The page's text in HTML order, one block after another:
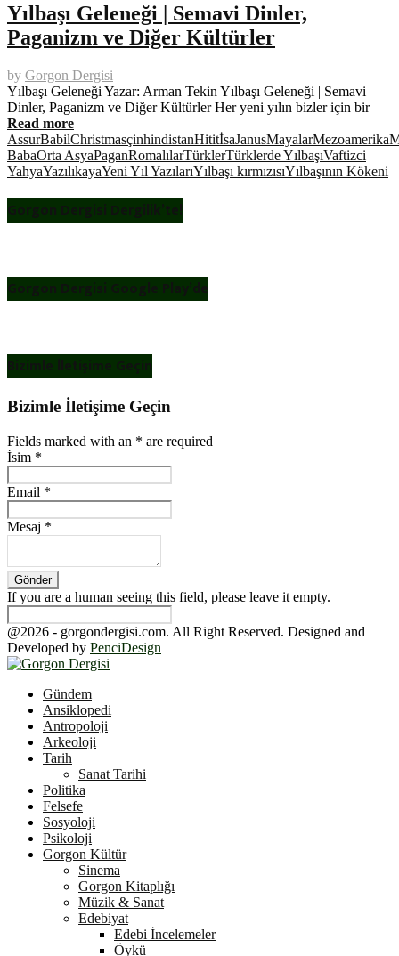
Yılbaşı Geleneği | Semavi Dinler,
Paganizm ve Diğer Kültürler
by Gorgon Dergisi
Yılbaşı Geleneği Yazar: Arman Tekin Yılbaşı Geleneği | Semavi
Dinler, Paganizm ve Diğer Kültürler Her yeni yılın bizler için bir
Read more
AssurBabilChristmasçinhindistanHititİsaJanusMayalarMezoamerika
BabaOrta AsyaPaganRomalılarTürklerTürklerde YılbaşıVaftizci
YahyaYazılıkayaYeni Yıl YazılarıYılbaşı kırmızısıYılbaşının Kökeni
Gorgon Dergisi Dergilik’te!
Gorgon Dergisi Google Play’de
Bizimle İletişime Geçin
Bizimle İletişime Geçin
Fields marked with an * are required
İsim *
Email *
Mesaj *
If you are a human seeing this field, please leave it empty.
@2026 - gorgondergisi.com. All Right Reserved. Designed and
Developed by PenciDesign
Gündem
Ansiklopedi
Antropoloji
Arkeoloji
Tarih
Sanat Tarihi
Politika
Felsefe
Sosyoloji
Psikoloji
Gorgon Kültür
Sinema
Gorgon Kitaplığı
Müzik & Sanat
Edebiyat
Edebi İncelemeler
Öykü